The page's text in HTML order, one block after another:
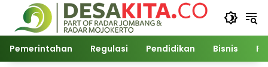
Langsung
konten
Pemerintahan Regulasi Pendidikan Bisnis